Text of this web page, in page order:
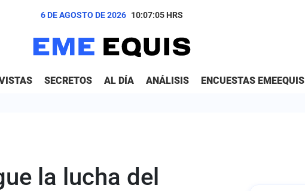
6 DE AGOSTO DE 2026 10:07:07 HRS
SECRETOS AL DÍA ANÁLISIS ENCUESTAS EMEEQUIS
la lucha del